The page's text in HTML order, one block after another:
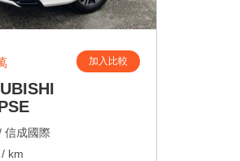
加入比較
信成國際
km